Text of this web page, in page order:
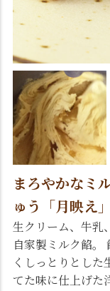
まろやかなミ
ゅう「月映え」
生クリーム、牛乳
自家製ミルク餡。
くしっとりとし
てた味に仕上げた